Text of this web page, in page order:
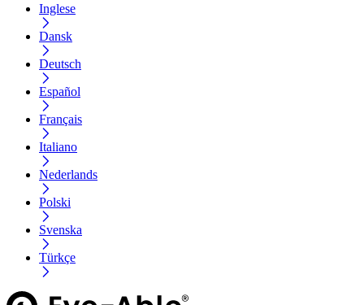
Inglese
Dansk
Deutsch
Español
Français
Italiano
Nederlands
Polski
Svenska
Türkçe